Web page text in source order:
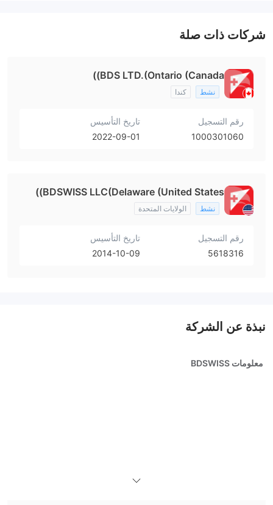
شركات ذات صلة
BDS LTD.(Ontario (Canada))
نشط كندا
رقم التسجيل
1000301060
تاريخ التأسيس
2022-09-01
BDSWISS LLC(Delaware (United States))
نشط الولايات المتحدة
رقم التسجيل
5618316
تاريخ التأسيس
2014-10-09
نبذة عن الشركة
معلومات BDSWISS